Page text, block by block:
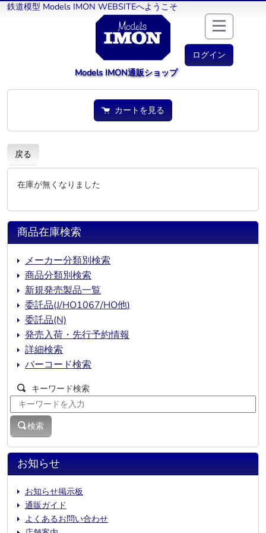
鉄道模型 Models IMON WEBSITEへようこそ
ログイン
Models IMON通販ショップ
カートを見る
戻る
在庫が無くなりました
お知らせ
お知らせ掲示板
通販ガイド
よくあるお問い合わせ
商品在庫検索
メーカー分類別検索
商品分類別検索
新規発売製品一覧
委託品(J/HO1067/HO他)
委託品(N)
発売入荷・先行予約情報
詳細検索
バーコード検索
キーワード検索
検索